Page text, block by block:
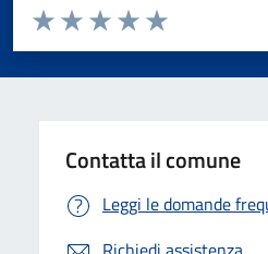
Valuta da 1 a 5 stelle la pagina
Valuta 5 stelle
Valuta 4 stelle su 5
Valuta 3 stelle su 5
Valuta 2 stelle su 5
Valuta 1 stelle su 5
Contatta il comune
Leggi le domande